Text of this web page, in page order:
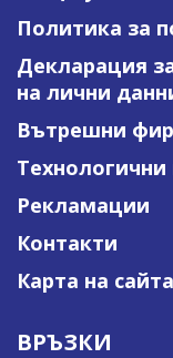
Политика за
Декларация
на лични
Вътрешни
Рекламации
Контакти
Карта на сайта
ВРЪЗКИ